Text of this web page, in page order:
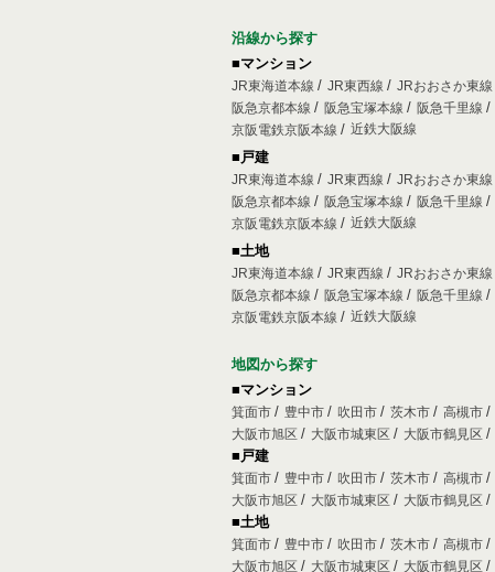
沿線から探す
■マンション
JR東海道本線 JR東西線 JRおおさか東線
阪急京都本線
阪急宝塚本線 阪急千里線
京阪電鉄京阪本線
近鉄大阪線
■戸建
JR東海道本線 JR東西線 JRおおさか東線
阪急京都本線
阪急宝塚本線 阪急千里線
京阪電鉄京阪本線
近鉄大阪線
■土地
JR東海道本線 JR東西線 JRおおさか東線
阪急京都本線
阪急宝塚本線 阪急千里線
京阪電鉄京阪本線
近鉄大阪線
地図から探す
■マンション
箕面市 豊中市 吹田市 茨木市 高槻市
大阪市旭区
大阪市城東区 大阪市鶴見区
■戸建
箕面市 豊中市 吹田市 茨木市 高槻市
大阪市旭区
大阪市城東区 大阪市鶴見区
■土地
箕面市 豊中市 吹田市 茨木市 高槻市
大阪市旭区
大阪市城東区 大阪市鶴見区